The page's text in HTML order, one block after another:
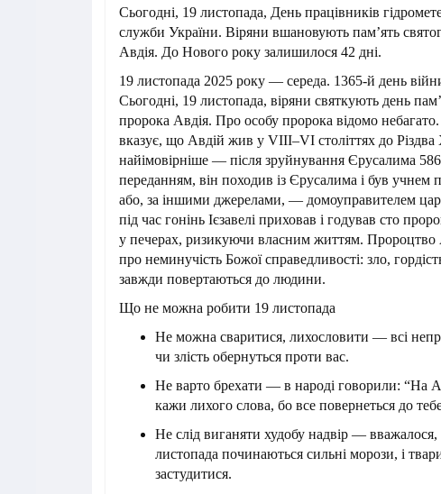
Сьогодні, 19 листопада, День працівників
служби України. Віряни вшановують пам’ять
Авдія. До Нового року залишилося 42 дні.
19 листопада 2025 року — середа. 1365-й день
Сьогодні, 19 листопада, віряни святкують день
пророка Авдія. Про особу пророка відомо
вказує, що Авдій жив у VIII–VI століттях до Різдва
найімовірніше — після зруйнування Єрусалима
переданням, він походив із Єрусалима і був учнем
або, за іншими джерелами, — домоуправителем
під час гонінь Ієзавелі приховав і годував сто
у печерах, ризикуючи власним життям. Пророцтво
про неминучість Божої справедливості: зло,
завжди повертаються до людини.
Що не можна робити 19 листопада
Не можна сваритися, лихословити — всі
чи злість обернуться проти вас.
Не варто брехати — в народі говорили: “На
кажи лихого слова, бо все повернеться до
Не слід виганяти худобу надвір —
листопада починаються сильні морози, і
застудитися.